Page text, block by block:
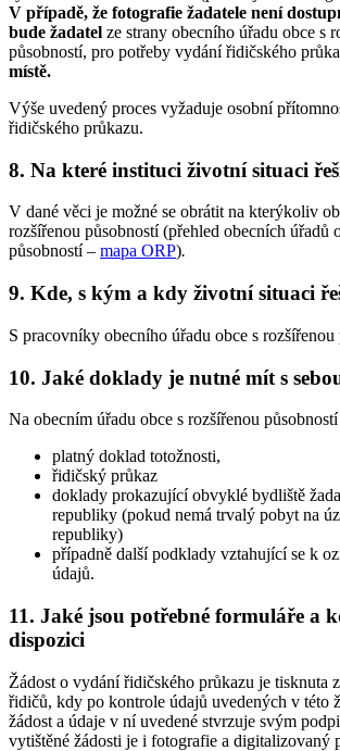
V případě, že fotografie žadatele není
bude žadatel ze strany obecního úřadu obce s
působností, pro potřeby vydání řidičského
místě.
Výše uvedený proces vyžaduje osobní
řidičského průkazu.
8. Na které instituci životní situaci
V dané věci je možné se obrátit na kterýkoliv
rozšířenou působností (přehled obecních úřadů
působností – mapa ORP).
9. Kde, s kým a kdy životní situaci
S pracovníky obecního úřadu obce s rozšířenou
10. Jaké doklady je nutné mít s
Na obecním úřadu obce s rozšířenou
platný doklad totožnosti,
řidičský průkaz
doklady prokazující obvyklé bydliště
republiky (pokud nemá trvalý pobyt na
republiky)
případně další podklady vztahující se k
údajů.
11. Jaké jsou potřebné formuláře a
dispozici
Žádost o vydání řidičského průkazu je tisknuta
řidičů, kdy po kontrole údajů uvedených v této
žádost a údaje v ní uvedené stvrzuje svým
vytištěné žádosti je i fotografie a digitalizovaný